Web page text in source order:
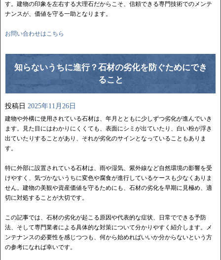
す。建物の印象を左右する大理石だからこそ、信頼できる専門技術でのメンテ
ナンスが、価値を守る一助となります。
お問い合わせはこちら
知らないうちに進行？石材の劣化を防ぐためにでき
ること
投稿日 2025年11月26日
建物や外構に使用されている石材は、年月とともに少しずつ劣化が進んでいき
ます。見た目にはわかりにくくても、表面にシミが出ていたり、白い粉が浮き
出ていたりすることがあり、それが劣化のサインとなっていることもありま
す。
特に外部に設置されている石材は、雨や湿気、紫外線など自然環境の影響を受
けやすく、気づかないうちに変色や腐食が進行しているケースも少なくありま
せん。建物の美観や資産価値を守るためにも、石材の劣化を早期に見極め、適
切に対処することが大切です。
この記事では、石材の劣化が起こる原因や代表的な症状、日常でできる予防
法、そして専門業者による具体的な対策について分かりやすく紹介します。メ
ンテナンスの必要性を感じつつも、何から始めればいいか分からないという方
の参考になれば幸いです。